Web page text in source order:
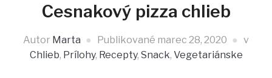
Cesnakový pizza chlieb
Autor Marta Publikované marec 28, 2020
v
Chlieb, Prílohy, Recepty, Snack, Vegetariánske